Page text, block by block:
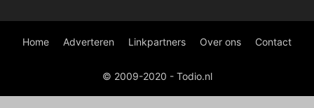
Home Adverteren Linkpartners Over ons Contact
© 2009-2020 - Todio.nl